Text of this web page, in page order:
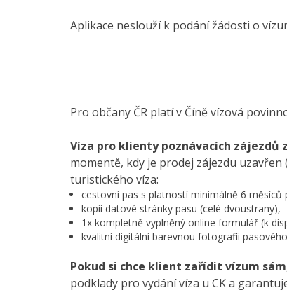
Aplikace neslouží k podání žádosti o
Pro občany ČR platí v Číně vízová
Víza pro klienty poznávacích zájezdů
momentě, kdy je prodej zájezdu
turistického víza:
cestovní pas s platností minimálně 6
kopii datové stránky pasu (celé dvoustrany),
1x kompletně vyplněný online formulář (k
kvalitní digitální barevnou fotografii
Pokud si chce klient zařídit vízum sám
podklady pro vydání víza u CK a